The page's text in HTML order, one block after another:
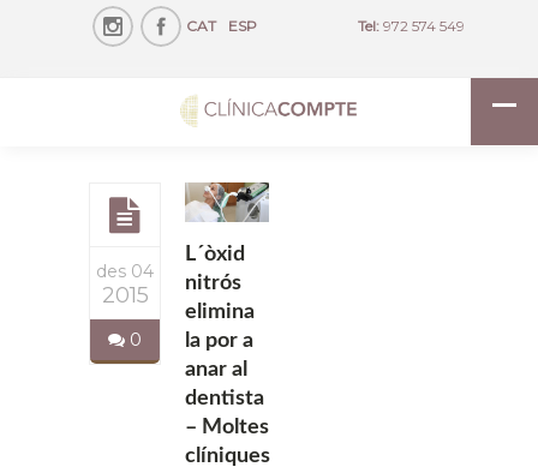
CAT ESP Tel: 972 574 549
des 04
2015
0
L´òxid
nitrós
elimina
la por a
anar al
dentista
– Moltes
clíniques